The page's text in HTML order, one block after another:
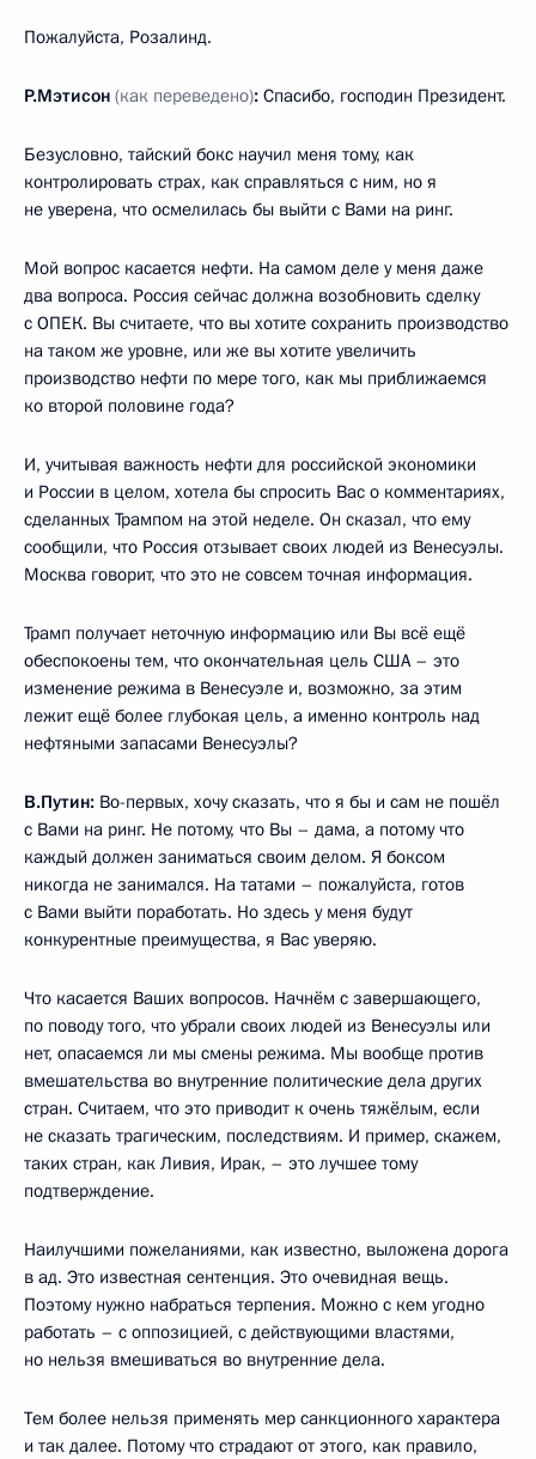
Пожалуйста, Розалинд.
Р.Мэтисон (как переведено): Спасибо, господин Президент.
Безусловно, тайский бокс научил меня тому, как
контролировать страх, как справляться с ним, но я
не уверена, что осмелилась бы выйти с Вами на ринг.
Мой вопрос касается нефти. На самом деле у меня даже
два вопроса. Россия сейчас должна возобновить сделку
с ОПЕК. Вы считаете, что вы хотите сохранить производство
на таком же уровне, или же вы хотите увеличить
производство нефти по мере того, как мы приближаемся
ко второй половине года?
И, учитывая важность нефти для российской экономики
и России в целом, хотела бы спросить Вас о комментариях,
сделанных Трампом на этой неделе. Он сказал, что ему
сообщили, что Россия отзывает своих людей из Венесуэлы.
Москва говорит, что это не совсем точная информация.
Трамп получает неточную информацию или Вы всё ещё
обеспокоены тем, что окончательная цель США – это
изменение режима в Венесуэле и, возможно, за этим
лежит ещё более глубокая цель, а именно контроль над
нефтяными запасами Венесуэлы?
В.Путин: Во-первых, хочу сказать, что я бы и сам не пошёл
с Вами на ринг. Не потому, что Вы – дама, а потому что
каждый должен заниматься своим делом. Я боксом
никогда не занимался. На татами – пожалуйста, готов
с Вами выйти поработать. Но здесь у меня будут
конкурентные преимущества, я Вас уверяю.
Что касается Ваших вопросов. Начнём с завершающего,
по поводу того, что убрали своих людей из Венесуэлы или
нет, опасаемся ли мы смены режима. Мы вообще против
вмешательства во внутренние политические дела других
стран. Считаем, что это приводит к очень тяжёлым, если
не сказать трагическим, последствиям. И пример, скажем,
таких стран, как Ливия, Ирак, – это лучшее тому
подтверждение.
Наилучшими пожеланиями, как известно, выложена дорога
в ад. Это известная сентенция. Это очевидная вещь.
Поэтому нужно набраться терпения. Можно с кем угодно
работать – с оппозицией, с действующими властями,
но нельзя вмешиваться во внутренние дела.
Тем более нельзя применять мер санкционного характера
и так далее. Потому что страдают от этого, как правило,